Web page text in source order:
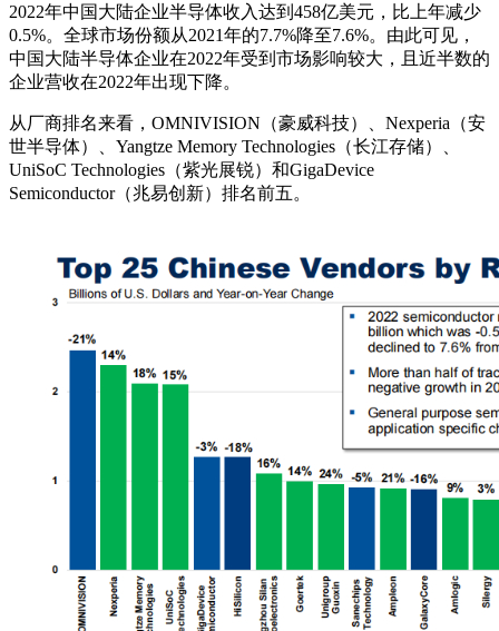
2022年中国大陆企业半导体收入达到458亿美元，比上年减少
0.5%。全球市场份额从2021年的7.7%降至7.6%。由此可见，
中国大陆半导体企业在2022年受到市场影响较大，且近半数的
企业营收在2022年出现下降。
从厂商排名来看，OMNIVISION（豪威科技）、Nexperia（安
世半导体）、Yangtze Memory Technologies（长江存储）、
UniSoC Technologies（紫光展锐）和GigaDevice
Semiconductor（兆易创新）排名前五。